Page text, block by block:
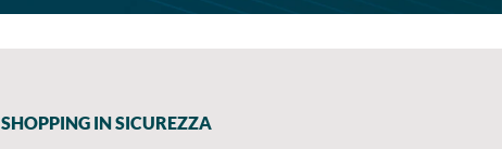
SHOPPING IN SICUREZZA